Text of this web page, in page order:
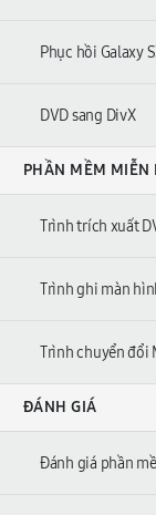
Phục hồi Galaxy
DVD sang DivX
PHẦN MỀM MIỄN
Trình trích xuất
Trình ghi màn
Trình chuyển đổi
ĐÁNH GIÁ
Đánh giá phần